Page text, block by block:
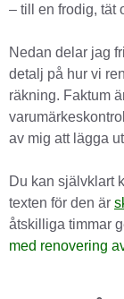
– till en frodig, tät
Nedan delar jag
detalj på hur vi
räkning. Faktum
av mig att lägga
Du kan självklart
texten för den är
åtskilliga timmar
med renovering